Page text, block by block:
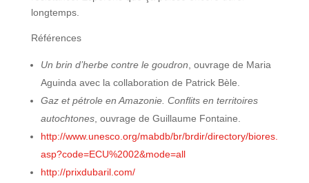
longtemps.
Références
Un brin d’herbe contre le goudron , ouvrage de Maria
Aguinda avec la collaboration de Patrick Bèle.
Gaz et pétrole en Amazonie. Conflits en territoires
autochtones, ouvrage de Guillaume Fontaine.
http://www.unesco.org/mabdb/br/brdir/directory/biores.
asp?code=ECU%2002&mode=all
http://prixdubaril.com/